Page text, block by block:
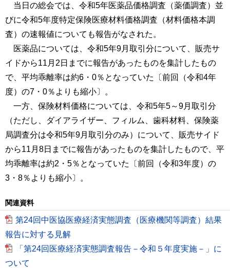
当日の総会では、令和5年医薬品価格調査（薬価調査）並
びに令和5年度特定保険医療材料価格調査（材料価格本調
査）の速報値についても報告がなされた。
医薬品については、令和5年9月取引分について、販売サ
イドから11月2日までに報告があったものを集計したもの
で、平均乖離率は約6・0％となっていた〔前回（令和4年
度）の7・0％よりも縮小〕。
一方、保険材料価格については、令和5年5～9月取引分
（ただし、ダイアライザー、フィルム、歯科材料、保険薬
局調査分は令和5年9月取引分のみ）について、販売サイド
から11月8日までに報告があったものを集計したもので、平
均乖離率は約2・5％となっていた〔前回（令和3年度）の
3・8％よりも縮小〕。
関連資料
第24回中医協医療経済実態調査（医療機関等調査）結果
報告に対する見解
「第24回医療経済実態調査報告－令和５年度実施－」に
ついて